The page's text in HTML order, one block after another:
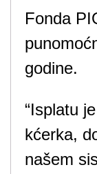
Fonda
godine.
“Isplatu
kćerka,
našem